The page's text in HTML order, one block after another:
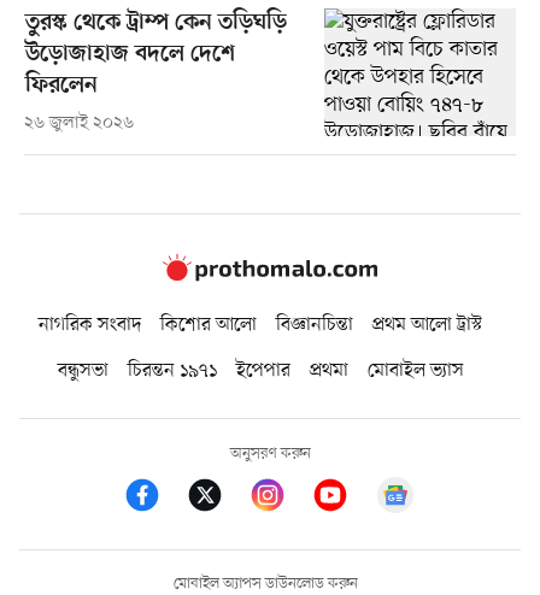
তুরস্ক থেকে ট্রাম্প কেন তড়িঘড়ি
উড়োজাহাজ বদলে দেশে
ফিরলেন
২৬ জুলাই ২০২৬
নাগরিক সংবাদ কিশোর আলো বিজ্ঞানচিন্তা
প্রথম আলো ট্রাস্ট
বন্ধুসভা
চিরন্তন ১৯৭১ ইপেপার প্রথমা মোবাইল ভ্যাস
অনুসরণ করুন
মোবাইল অ্যাপস ডাউনলোড করুন